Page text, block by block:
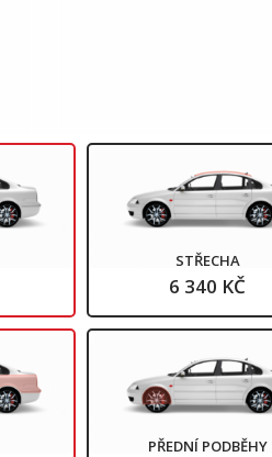
STŘECHA
6 340 KČ
PŘEDNÍ PODBĚHY